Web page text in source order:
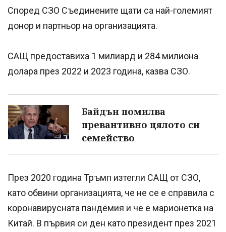
Според СЗО Съединените щати са най-големият
донор и партньор на организацията.
САЩ предоставиха 1 милиард и 284 милиона
долара през 2022 и 2023 година, казва СЗО.
Байдън помилва
превантивно цялото си
семейство
През 2020 година Тръмп изтегли САЩ от СЗО,
като обвини организацията, че не се е справила с
коронавирусната пандемия и че е марионетка на
Китай. В първия си ден като президент през 2021